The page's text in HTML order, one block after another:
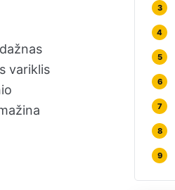
variklis
3
4
5
6
7
8
9